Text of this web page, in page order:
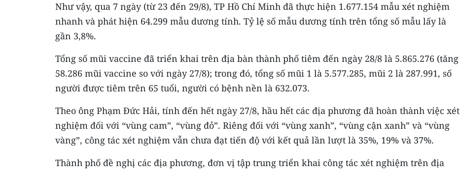
Như vậy, qua 7 ngày (từ 23 đến 29/8), TP Hồ Chí Minh đã thực hiện 1.677.154 mẫu xét nghiệm
nhanh và phát hiện 64.299 mẫu dương tính. Tỷ lệ số mẫu dương tính trên tổng số mẫu lấy là
gần 3,8%.
Tổng số mũi vaccine đã triển khai trên địa bàn thành phố tiêm đến ngày 28/8 là 5.865.276 (tăng
58.286 mũi vaccine so với ngày 27/8); trong đó, tổng số mũi 1 là 5.577.285, mũi 2 là 287.991, số
người được tiêm trên 65 tuổi, người có bệnh nền là 632.073.
Theo ông Phạm Đức Hải, tính đến hết ngày 27/8, hầu hết các địa phương đã hoàn thành việc xét
nghiệm đối với “vùng cam”, “vùng đỏ”. Riêng đối với “vùng xanh”, “vùng cận xanh” và “vùng
vàng”, công tác xét nghiệm vẫn chưa đạt tiến độ với kết quả lần lượt là 35%, 19% và 37%.
Thành phố đề nghị các địa phương, đơn vị tập trung triển khai công tác xét nghiệm trên địa